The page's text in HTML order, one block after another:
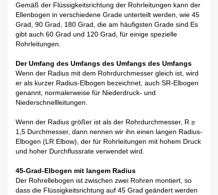
Gemäß der Flüssigkeitsrichtung der Rohrleitungen kann der
Ellenbogen in verschiedene Grade unterteilt werden, wie 45
Grad, 90 Grad, 180 Grad, die am häufigsten Grade sind.Es
gibt auch 60 Grad und 120 Grad, für einige spezielle
Rohrleitungen.
Der Umfang des Umfangs des Umfangs des Umfangs
Wenn der Radius mit dem Rohrdurchmesser gleich ist, wird
er als kurzer Radius-Elbogen bezeichnet, auch SR-Elbogen
genannt, normalerweise für Niederdruck- und
Niederschnellleitungen.
Wenn der Radius größer ist als der Rohrdurchmesser, R ≥
1,5 Durchmesser, dann nennen wir ihn einen langen Radius-
Elbogen (LR Elbow), der für Rohrleitungen mit hohem Druck
und hoher Durchflussrate verwendet wird.
45-Grad-Elbogen mit langem Radius
Der Rohrellebogen ist zwischen zwei Rohren montiert, so
dass die Flüssigkeitsrichtung auf 45 Grad geändert werden